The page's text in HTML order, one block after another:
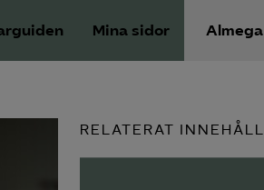
Mina sidor Almega
Våra frågor
RELATERAT INNEHÅLL